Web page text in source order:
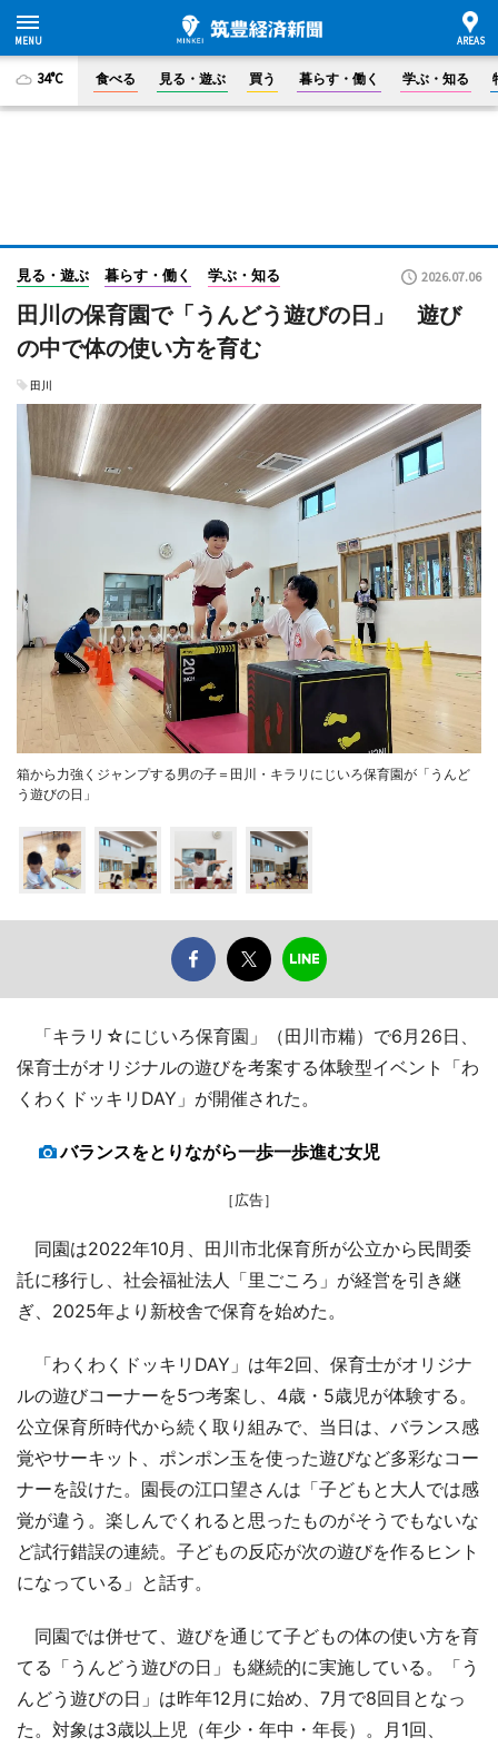
34°C 食べる 見る・遊ぶ 買う 暮らす・働く 学ぶ・知る
見る・遊ぶ 暮らす・働く 学ぶ・知る 2026.07.06
田川の保育園で「うんどう遊びの日」 遊び
の中で体の使い方を育む
田川
箱から力強くジャンプする男の子＝田川・キラリにじいろ保育園が「うんど
う遊びの日」
「キラリ☆にじいろ保育園」（田川市糒）で6月26日、
保育士がオリジナルの遊びを考案する体験型イベント「わ
くわくドッキリDAY」が開催された。
バランスをとりながら一歩一歩進む女児
［広告］
同園は2022年10月、田川市北保育所が公立から民間委
託に移行し、社会福祉法人「里ごころ」が経営を引き継
ぎ、2025年より新校舎で保育を始めた。
「わくわくドッキリDAY」は年2回、保育士がオリジナ
ルの遊びコーナーを5つ考案し、4歳・5歳児が体験する。
公立保育所時代から続く取り組みで、当日は、バランス感
覚やサーキット、ポンポン玉を使った遊びなど多彩なコー
ナーを設けた。園長の江口望さんは「子どもと大人では感
覚が違う。楽しんでくれると思ったものがそうでもないな
ど試行錯誤の連続。子どもの反応が次の遊びを作るヒント
になっている」と話す。
同園では併せて、遊びを通じて子どもの体の使い方を育
てる「うんどう遊びの日」も継続的に実施している。「う
んどう遊びの日」は昨年12月に始め、7月で8回目となっ
た。対象は3歳以上児（年少・年中・年長）。月1回、